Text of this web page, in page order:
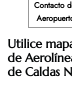
Contacto
Utilice
de
de Caldas